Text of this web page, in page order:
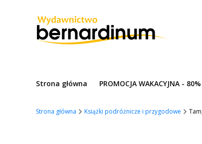
Strona główna PROMOCJA WAKACYJNA - 80%
Strona główna Książki podróżnicze i przygodowe